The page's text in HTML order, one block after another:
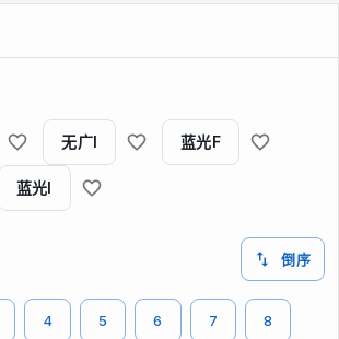
无广I 蓝光F
蓝光I
倒序
4 5 6 7 8